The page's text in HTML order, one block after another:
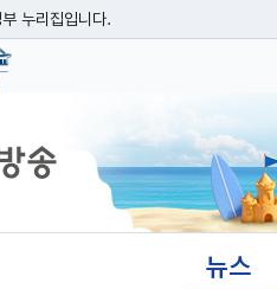
누리집입니다.
주소를 사용하고 있다면 아래 URL에서
뉴스